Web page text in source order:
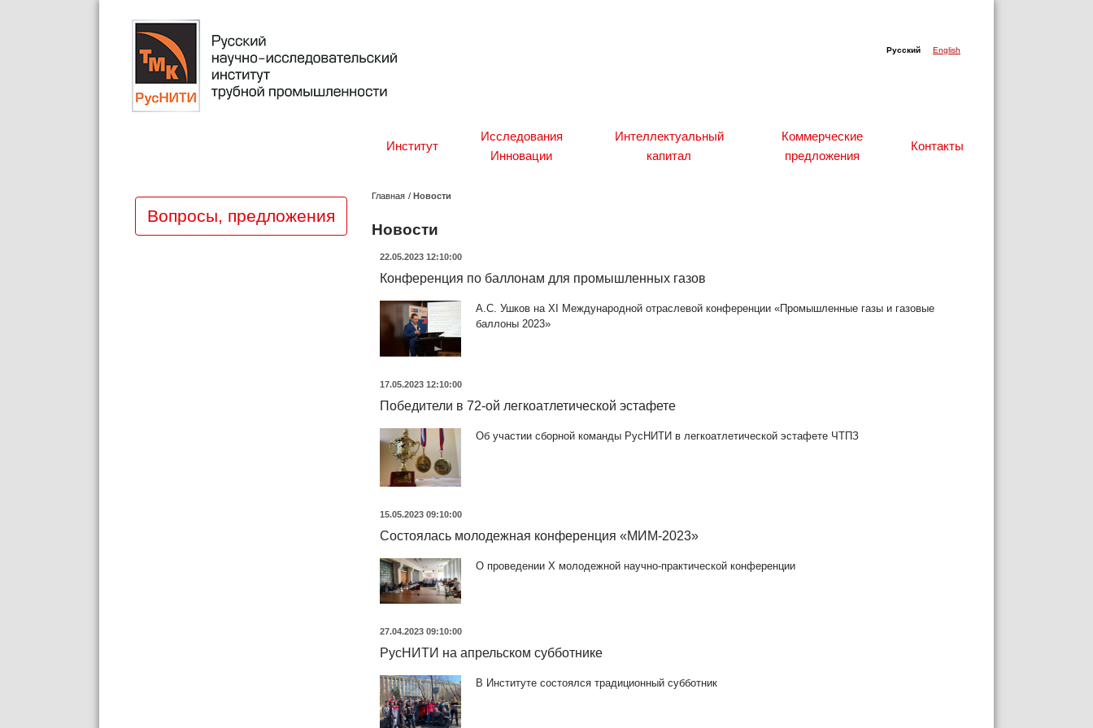
Русский English
Институт
Исследования
Инновации
Интеллектуальный
капитал
Коммерческие
предложения
Контакты
Вопросы, предложения
Главная / Новости
Новости
22.05.2023 12:10:00
Конференция по баллонам для промышленных газов
А.С. Ушков на XI Международной отраслевой конференции «Промышленные газы и газовые
баллоны 2023»
17.05.2023 12:10:00
Победители в 72-ой легкоатлетической эстафете
Об участии сборной команды РусНИТИ в легкоатлетической эстафете ЧТПЗ
15.05.2023 09:10:00
Состоялась молодежная конференция «МИМ-2023»
О проведении X молодежной научно-практической конференции
27.04.2023 09:10:00
РусНИТИ на апрельском субботнике
В Институте состоялся традиционный субботник